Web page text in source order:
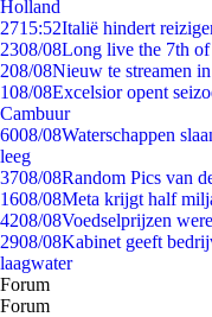
Holland
2715:52Italië hindert
2308/08Long live the 7th
208/08Nieuw te streamen
108/08Excelsior opent
Cambuur
6008/08Waterschappen
leeg
3708/08Random Pics van
1608/08Meta krijgt half
4208/08Voedselprijzen
2908/08Kabinet geeft
laagwater
Forum
Forum